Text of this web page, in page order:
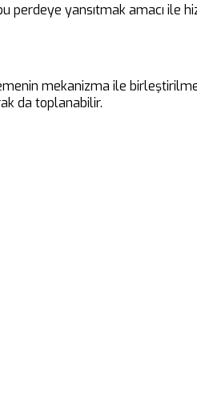
yansıtmak amacı ile
mekanizma ile
da toplanabilir.